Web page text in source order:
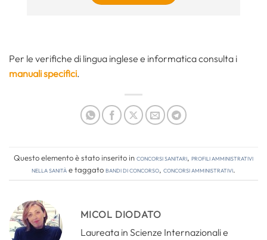
Per le verifiche di lingua inglese e informatica consulta i
manuali specifici.
Questo elemento è stato inserito inConcorsi Sanitari, Profili amministrativi
nella sanitàe taggatobandi di concorso, concorsi amministrativi.
MICOL DIODATO
Laureata in Scienze Internazionali e